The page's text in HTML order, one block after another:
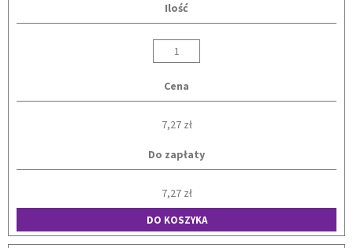
Ilość
Cena
7,27 zł
Do zapłaty
7,27 zł
DO KOSZYKA